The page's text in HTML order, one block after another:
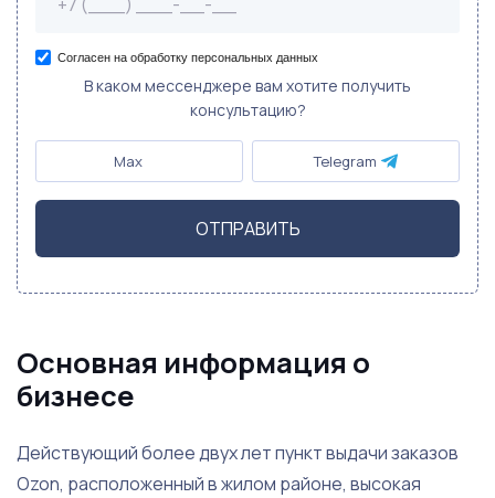
Согласен на обработку персональных данных
В каком мессенджере вам хотите получить
консультацию?
Max Telegram
ОТПРАВИТЬ
Основная информация о
бизнесе
Действующий более двух лет пункт выдачи заказов
Ozon, расположенный в жилом районе, высокая